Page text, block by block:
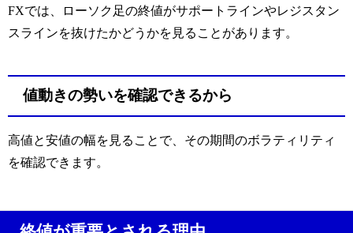
FXでは、ローソク足の終値がサポートラインやレジスタン
スラインを抜けたかどうかを見ることがあります。
値動きの勢いを確認できるから
高値と安値の幅を見ることで、その期間のボラティリティ
を確認できます。